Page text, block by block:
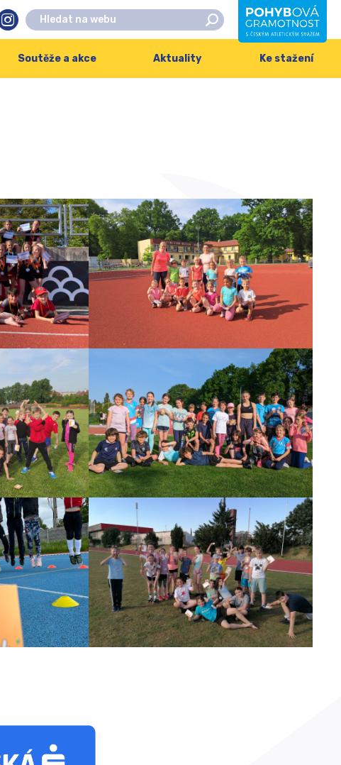
Soutěže a akce Aktuality Ke stažení